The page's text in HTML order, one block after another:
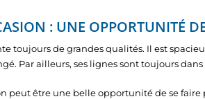
: UNE OPPORTUNITÉ
toujours de grandes qualités. Il est
Par ailleurs, ses lignes sont toujours dans
peut être une belle opportunité de se